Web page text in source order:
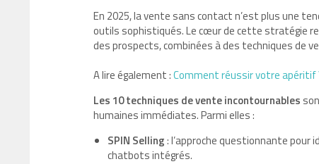
En 2025, la vente sans contact n’est plus une
outils sophistiqués. Le cœur de cette stratégie
des prospects, combinées à des techniques de
A lire également :Comment réussir votre apéritif
Les 10 techniques de vente incontournables
humaines immédiates. Parmi elles :
SPIN Selling: l’approche questionnante
chatbots intégrés.